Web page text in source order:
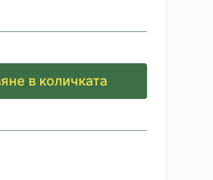
в количката